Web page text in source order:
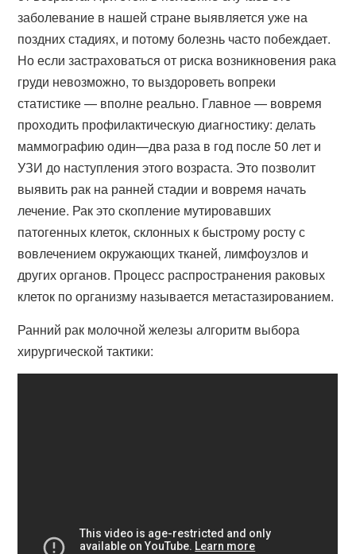
заболевание в нашей стране выявляется уже на
поздних стадиях, и потому болезнь часто побеждает.
Но если застраховаться от риска возникновения рака
груди невозможно, то выздороветь вопреки
статистике — вполне реально. Главное — вовремя
проходить профилактическую диагностику: делать
маммографию один—два раза в год после 50 лет и
УЗИ до наступления этого возраста. Это позволит
выявить рак на ранней стадии и вовремя начать
лечение. Рак это скопление мутировавших
патогенных клеток, склонных к быстрому росту с
вовлечением окружающих тканей, лимфоузлов и
других органов. Процесс распространения раковых
клеток по организму называется метастазированием.
Ранний рак молочной железы алгоритм выбора
хирургической тактики: